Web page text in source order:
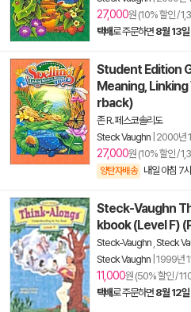
27,000원 (10% 할인 /
택배로 주문하면 8월 13일
Student Edition
Meaning,
rback)
존 R. 페스코솔리도
Steck Vaughn 2000년
27,000원 (10% 할인 /
양탄자배송 내일 아침 7시
Steck-Vaughn
kbook (Level F)
Steck-Vaughn Steck
Steck Vaughn 1999년
11,000원 (50% 할인 /
택배로 주문하면 8월 12일